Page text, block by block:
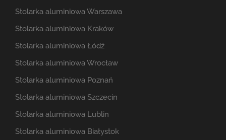
Stolarka aluminiowa Warszawa
Stolarka aluminiowa Kraków
Stolarka aluminiowa Łódź
Stolarka aluminiowa Wrocław
Stolarka aluminiowa Poznań
Stolarka aluminiowa Szczecin
Stolarka aluminiowa Lublin
Stolarka aluminiowa Białystok